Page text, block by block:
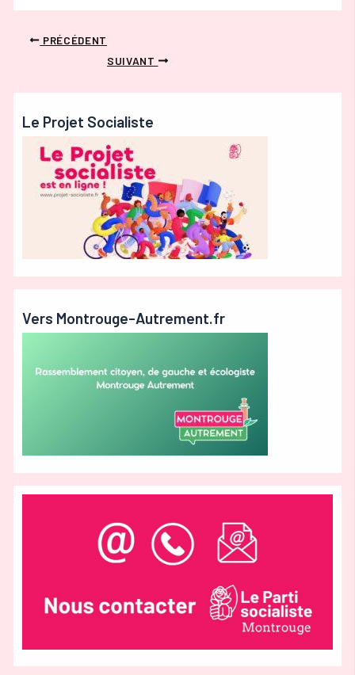
PRÉCÉDENT
SUIVANT
Le Projet Socialiste
Vers Montrouge-Autrement.fr